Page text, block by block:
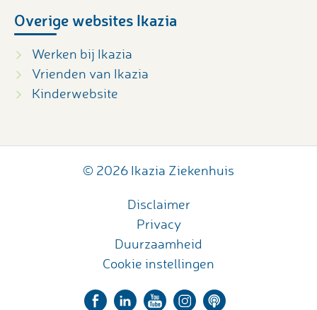
Overige websites Ikazia
Werken bij Ikazia
Vrienden van Ikazia
Kinderwebsite
© 2026 Ikazia Ziekenhuis
Disclaimer
Privacy
Duurzaamheid
Cookie instellingen